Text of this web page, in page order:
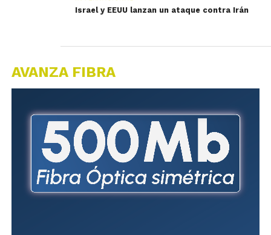
Israel y EEUU lanzan un ataque contra Irán
AVANZA FIBRA